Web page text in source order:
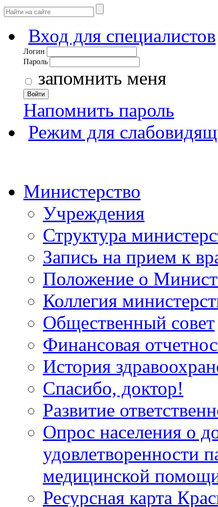
Вход для специалистов
Логин
Пароль
запомнить меня
Войти
Напомнить пароль
Режим для
Министерство
Учреждения
Структура
Запись на прием к
Положение о
Коллегия
Общественный совет
Финансовая
История
Спасибо, доктор!
Развитие
Опрос населения о
удовлетворенности
медицинской
Ресурсная карта